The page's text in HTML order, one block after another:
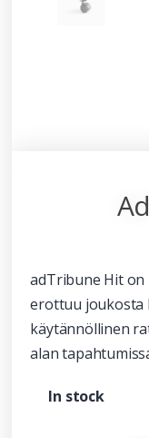
adTribune Hit on
erottuu joukosta
käytännöllinen
alan
In stock